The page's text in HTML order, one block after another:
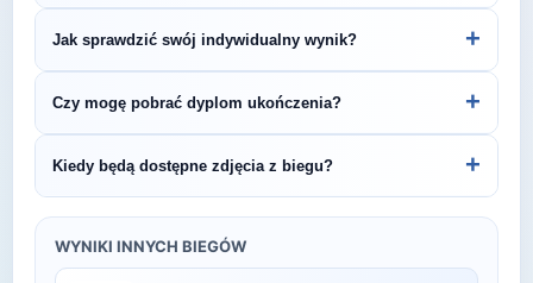
LiveTracking, RunnerSpace czy MarathonSport.
Śledź stronę organizatora lub ZawodyBiegowe.pl,
by być na bieżąco z datą kolejnej edycji Pyrzycka
Szybka Dycha - 5km.
Jak sprawdzić swój indywidualny wynik? +
organizatora lub platformie pomiarowej podanej na
bibie startowym. Wyniki zawierają czas brutto i
netto, a często też pozycję wśród wszystkich
uczestników i w kategorii wiekowej.
Czy mogę pobrać dyplom ukończenia? +
elektroniczne dyplomy do pobrania ze strony
organizatora po opublikowaniu oficjalnych
Kiedy będą dostępne zdjęcia z biegu? +
w ciągu kilku dni po zawodach na swojej stronie
lub fanpage'u na Facebooku.
WYNIKI INNYCH BIEGÓW